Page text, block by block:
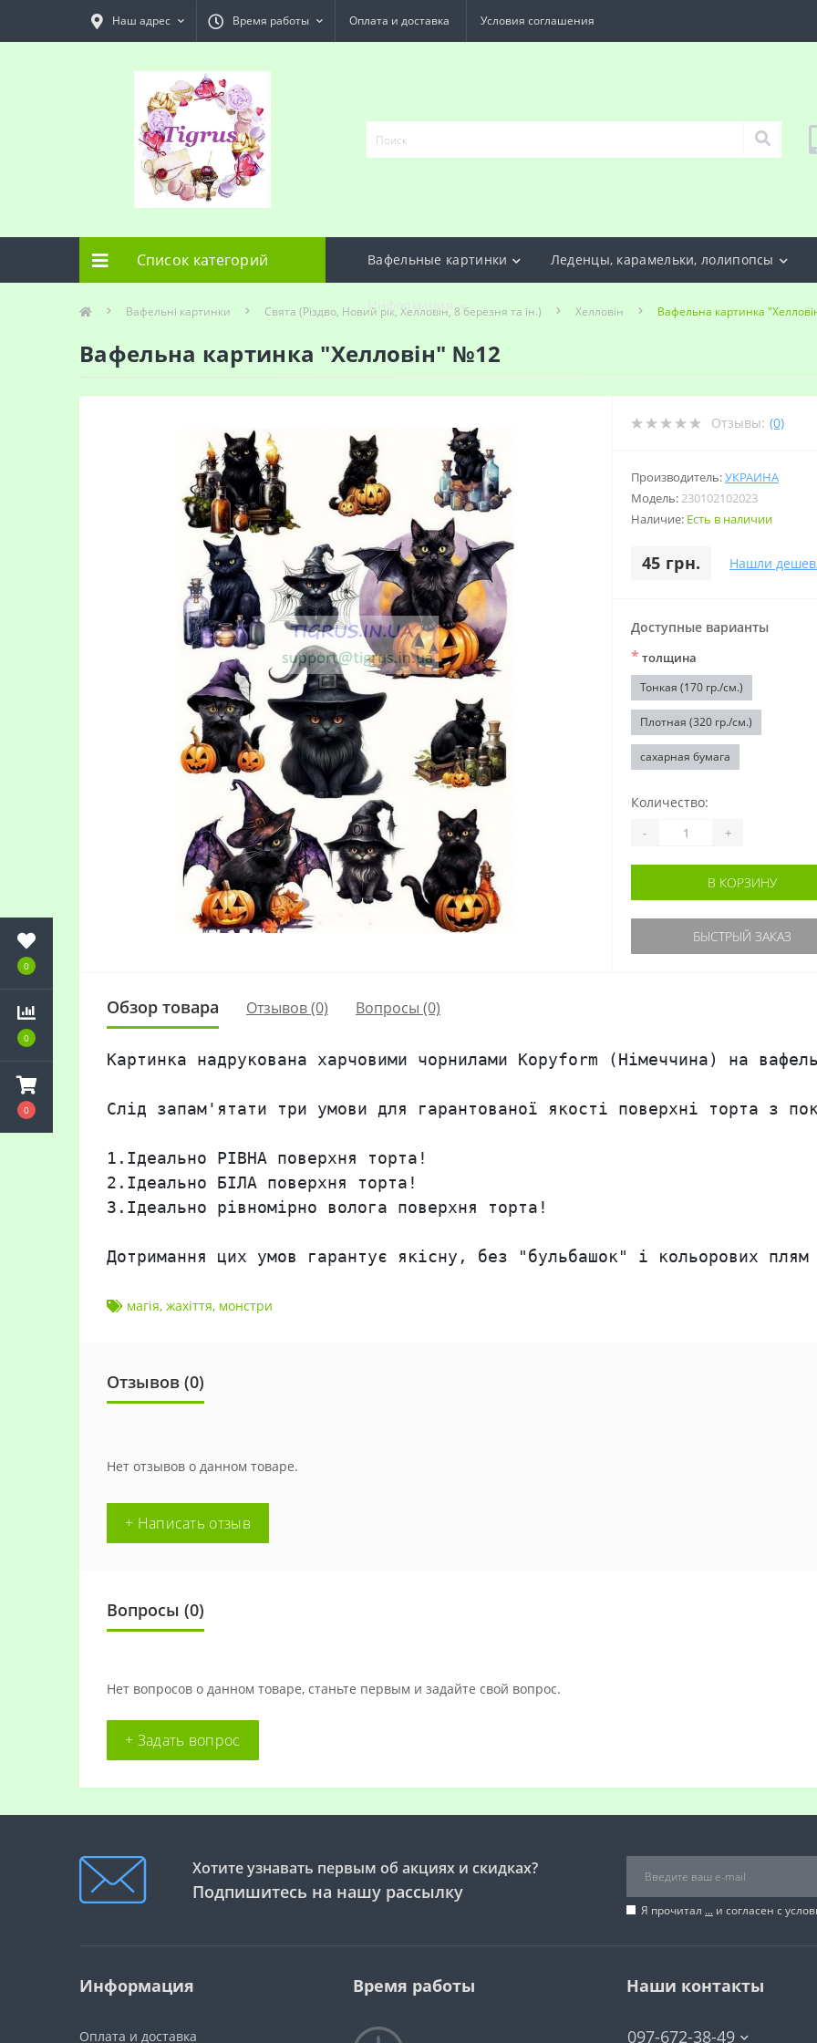
0
0
0
Наш адрес Время работы Оплата и доставка Условия соглашения
Список категорий Вафельные картинки Леденцы, карамельки, лолипопсы
Информация
Вафельні картинки Свята (Різдво, Новий рік, Хелловін, 8 березня та ін.) Хелловін Вафельна картинка
Вафельна картинка "Хелловін" №12
Отзывы: (0)
Производитель:УКРАИНА
Модель:230102102023
Наличие: Есть в наличии
45 грн. Нашли
Доступные варианты
* толщина
Тонкая (170 гр./см.)
Плотная (320 гр./см.)
сахарная бумага
Количество:
- +
В КОРЗИНУ
БЫСТРЫЙ ЗАКАЗ
Обзор товара Отзывов (0) Вопросы (0)
Картинка надрукована харчовими чорнилами Kopyform (Німеччина) на
Слід запам'ятати три умови для гарантованої якості поверхні торта з
1.Ідеально РІВНА поверхня торта!
2.Ідеально БІЛА поверхня торта!
3.Ідеально рівномірно волога поверхня торта!
Дотримання цих умов гарантує якісну, без "бульбашок" і кольорових
магія, жахіття, монстри
Отзывов (0)
Нет отзывов о данном товаре.
+ Написать отзыв
Вопросы (0)
Нет вопросов о данном товаре, станьте первым и задайте свой вопрос.
+ Задать вопрос
Хотите узнавать первым об акциях и скидках?
Подпишитесь на нашу рассылку
Я прочитал ... и согласен с
Информация
Оплата и доставка
Время работы Наши контакты
097-672-38-49